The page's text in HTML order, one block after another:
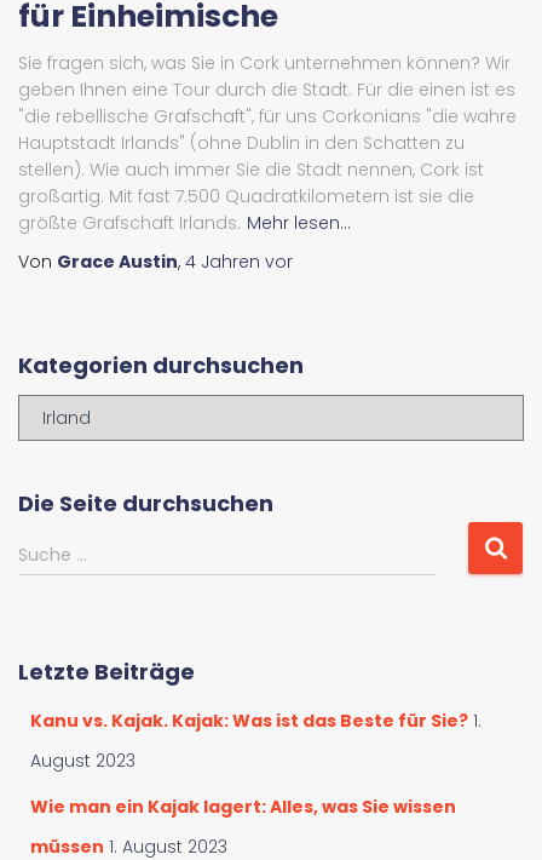
für Einheimische
Sie fragen sich, was Sie in Cork unternehmen können? Wir
geben Ihnen eine Tour durch die Stadt. Für die einen ist es
"die rebellische Grafschaft", für uns Corkonians "die wahre
Hauptstadt Irlands" (ohne Dublin in den Schatten zu
stellen). Wie auch immer Sie die Stadt nennen, Cork ist
großartig. Mit fast 7.500 Quadratkilometern ist sie die
größte Grafschaft Irlands. Mehr lesen...
Von Grace Austin, 4 Jahren vor
Kategorien durchsuchen
g
r
d
Die Seite durchsuchen
S
u
n
Suche …
Letzte Beiträge
Kanu vs. Kajak. Kajak: Was ist das Beste für Sie? 1.
August 2023
Wie man ein Kajak lagert: Alles, was Sie wissen
müssen 1. August 2023